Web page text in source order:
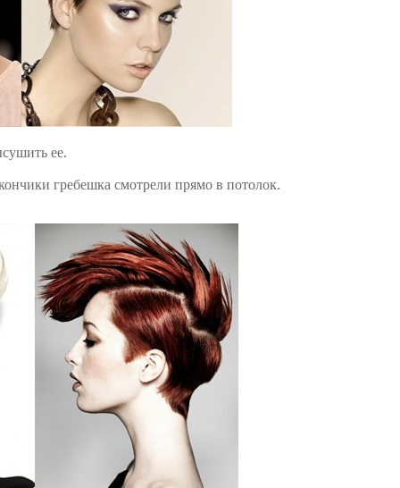
ее.
гребешка смотрели прямо в потолок.